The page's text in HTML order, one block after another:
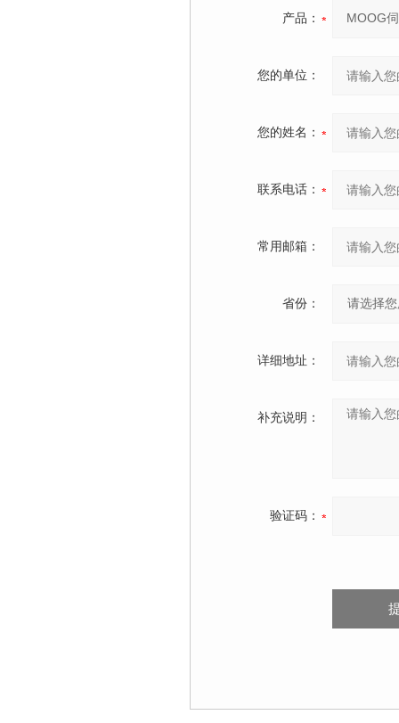
产品：
您的单位：
您的姓名：
联系电话：
常用邮箱：
省份：
详细地址：
补充说明：
验证码：